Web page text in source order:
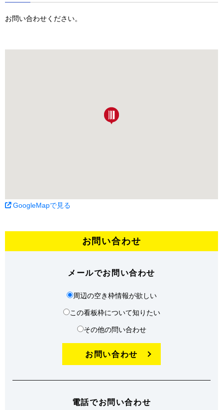
お問い合わせください。
GoogleMapで見る
お問い合わせ
メールでお問い合わせ
周辺の空き枠情報が欲しい
この看板枠について知りたい
その他の問い合わせ
お問い合わせ
電話でお問い合わせ